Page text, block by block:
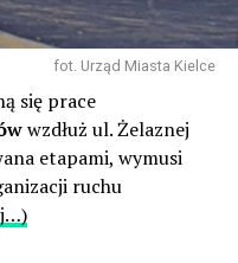
fot. Urząd Miasta Kielce
się prace
wzdłuż ul. Żelaznej
etapami, wymusi
ruchu